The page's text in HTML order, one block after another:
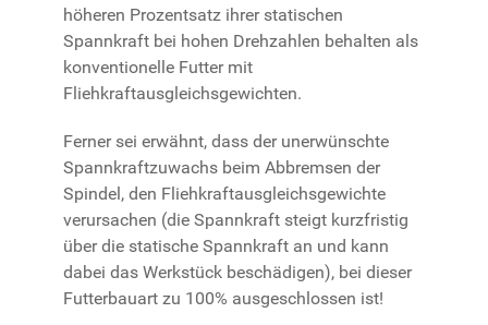
höheren Prozentsatz ihrer statischen
Spannkraft bei hohen Drehzahlen behalten als
konventionelle Futter mit
Fliehkraftausgleichsgewichten.
Ferner sei erwähnt, dass der unerwünschte
Spannkraftzuwachs beim Abbremsen der
Spindel, den Fliehkraftausgleichsgewichte
verursachen (die Spannkraft steigt kurzfristig
über die statische Spannkraft an und kann
dabei das Werkstück beschädigen), bei dieser
Futterbauart zu 100% ausgeschlossen ist!